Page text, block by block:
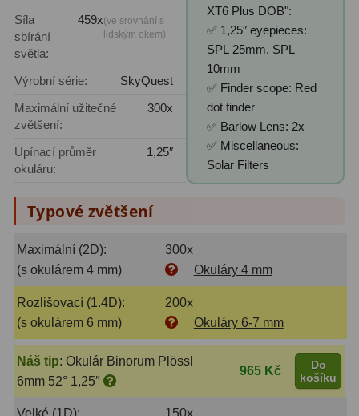
Upínací prvky
Závaží
Ostatní27
Zrcátka a hranoly60
Diagonální zrcátka
Amici hranoly 45°11
Amici hranoly 90°
Kompaktní 11
Turistické24
Myslivecké2
Síla
sbírání
světla:
459x(ve srovnání s
lidským okem)
Výrobní série:
SkyQuest
Maximální užitečné
zvětšení:
300x
Upínací průměr
okuláru:
1,25″
XT6 Plus DOB":
✅ 1,25″ eyepieces:
SPL 25mm, SPL
10mm
✅ Finder scope: Red
dot finder
✅ Barlow Lens: 2x
✅ Miscellaneous:
Solar Filters
Typové zvětšení
Maximální (2D):
300x
(s okulárem 4 mm)
Okuláry 4 mm
Rozlišovací (1.4D):
200x
(s okulárem 6 mm)
Okuláry 6-7 mm
Náš tip: Okulár Binorum Plössl
6mm 52° 1,25″
965 Kč
Do
košíku
Velké (1D):
150x